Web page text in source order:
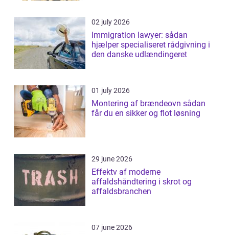
02 july 2026
Immigration lawyer: sådan
hjælper specialiseret rådgivning i
den danske udlændingeret
01 july 2026
Montering af brændeovn sådan
får du en sikker og flot løsning
29 june 2026
Effektv af moderne
affaldshåndtering i skrot og
affaldsbranchen
07 june 2026